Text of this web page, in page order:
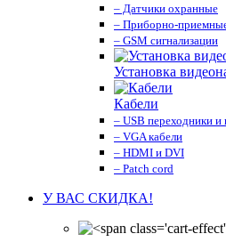
– Датчики охранные
– Приборно-
– GSM сигнализации
Установка
Кабели
– USB переходники и
– VGA кабели
– HDMI и DVI
– Patch cord
У ВАС СКИДКА!